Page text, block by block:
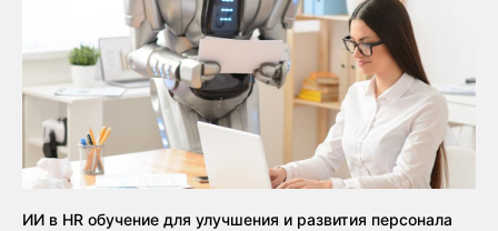
ИИ в HR обучение для улучшения и развития персонала